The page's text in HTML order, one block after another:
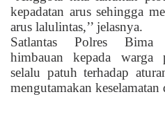
kepadatan arus sehingga
arus lalulintas,’’ jelasnya.
Satlantas Polres Bima
himbauan kepada warga
selalu patuh terhadap
mengutamakan keselamatan